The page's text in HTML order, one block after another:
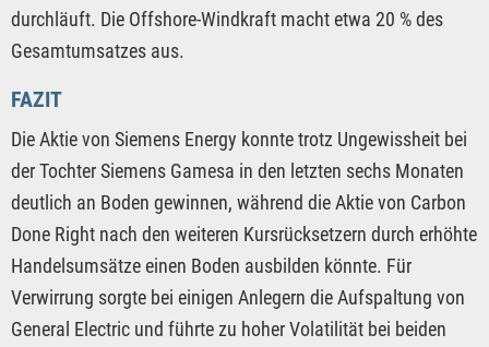
durchläuft. Die Offshore-Windkraft macht etwa 20 % des
Gesamtumsatzes aus.
FAZIT
Die Aktie von Siemens Energy konnte trotz Ungewissheit bei
der Tochter Siemens Gamesa in den letzten sechs Monaten
deutlich an Boden gewinnen, während die Aktie von Carbon
Done Right nach den weiteren Kursrücksetzern durch erhöhte
Handelsumsätze einen Boden ausbilden könnte. Für
Verwirrung sorgte bei einigen Anlegern die Aufspaltung von
General Electric und führte zu hoher Volatilität bei beiden